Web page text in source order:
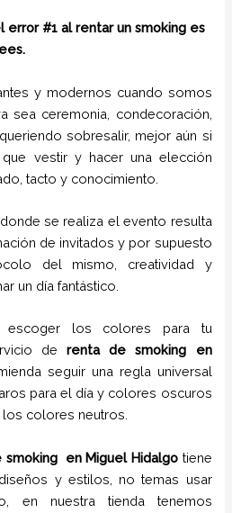
#1 al rentar un smoking es
y modernos cuando somos
sea ceremonia, condecoración,
sobresalir, mejor aún si
vestir y hacer una elección
tacto y conocimiento.
se realiza el evento resulta
de invitados y por supuesto
del mismo, creatividad y
un día fantástico.
escoger los colores para tu
derenta de smoking en
seguir una regla universal
para el día y colores oscuros
colores neutros.
smoking en Miguel Hidalgo tiene
y estilos,
no temas usar
en nuestra tienda tenemos